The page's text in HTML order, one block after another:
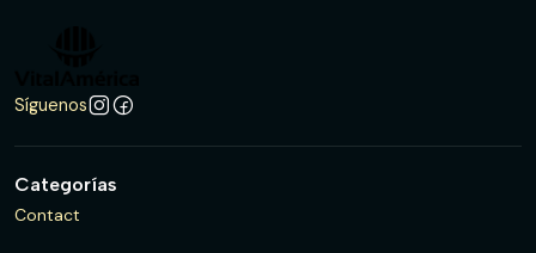
Síguenos
Categorías
Contact